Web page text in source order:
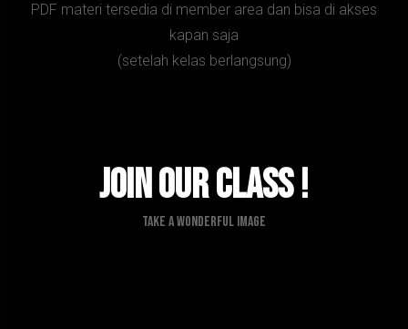
PDF materi tersedia di member area dan bisa di akses
kapan saja
(setelah kelas berlangsung)
Join Our Class !
Take A Wonderful Image